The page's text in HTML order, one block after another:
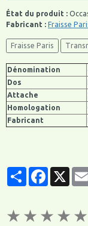
État du produit :
Fabricant : Fraisse
Fraisse Paris
Dénomination
Dos
Attache
Homologation
Fabricant
PartagerFacebook
★ ★ ★ ★ ★